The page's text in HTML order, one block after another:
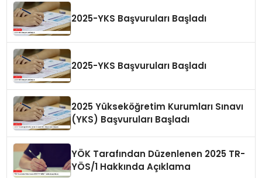
2025-YKS Başvuruları Başladı
2025-YKS Başvuruları Başladı
2025 Yükseköğretim Kurumları Sınavı
(YKS) Başvuruları Başladı
YÖK Tarafından Düzenlenen 2025 TR-
YÖS/1 Hakkında Açıklama